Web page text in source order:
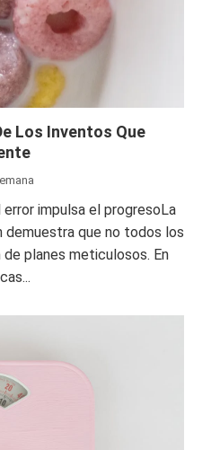
Los Inventos Que
impulsa el progresoLa
demuestra que no todos los
planes meticulosos. En